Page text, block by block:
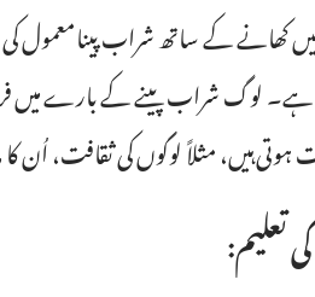
کے ساتھ شراب پینا معمول
ہے۔‏ لوگ شراب پینے کے بارے
ہوتی ہیں،‏ مثلاً لوگوں کی
تعلیم:‏